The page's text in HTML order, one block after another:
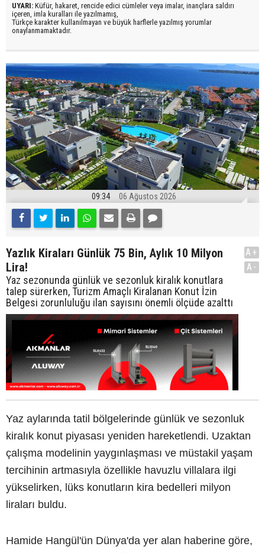
UYARI: Küfür, hakaret, rencide edici cümleler veya imalar, inançlara saldırı
içeren, imla kuralları ile yazılmamış,
Türkçe karakter kullanılmayan ve büyük harflerle yazılmış yorumlar
onaylanmamaktadır.
09:34 06 Ağustos 2026
Yazlık Kiraları Günlük 75 Bin, Aylık 10 Milyon
Lira!
Yaz sezonunda günlük ve sezonluk kiralık konutlara
talep sürerken, Turizm Amaçlı Kiralanan Konut İzin
Belgesi zorunluluğu ilan sayısını önemli ölçüde azalttı
A+
A-
Yaz aylarında tatil bölgelerinde günlük ve sezonluk
kiralık konut piyasası yeniden hareketlendi. Uzaktan
çalışma modelinin yaygınlaşması ve müstakil yaşam
tercihinin artmasıyla özellikle havuzlu villalara ilgi
yükselirken, lüks konutların kira bedelleri milyon
liraları buldu.
Hamide Hangül'ün Dünya'da yer alan haberine göre,